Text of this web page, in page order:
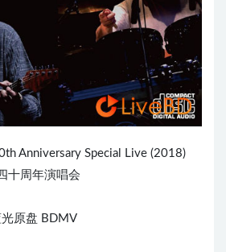
Anniversary Special Live (2018)
十周年演唱会
原盘 BDMV